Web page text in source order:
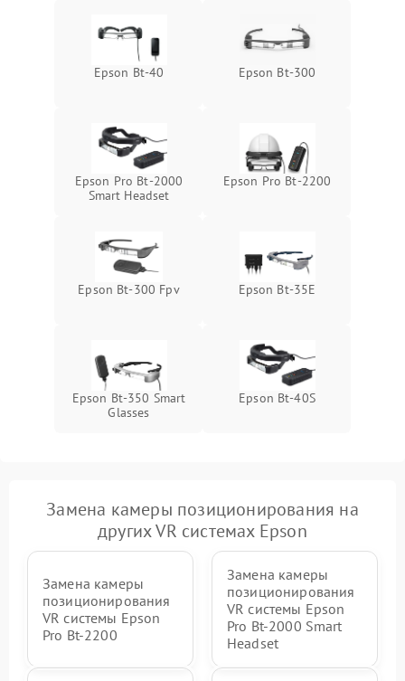
перенапряжения
Подробнее →
Повреждение системы
защиты от перегрузок
Подробнее →
Epson Bt-40 Epson Bt-300
Epson Pro Bt-2000
Smart Headset
Epson Pro Bt-2200
Epson Bt-300 Fpv Epson Bt-35E
Epson Bt-350 Smart
Glasses
Epson Bt-40S
Замена камеры позиционирования на
других VR системах Epson
Замена камеры
позиционирования
VR системы Epson
Pro Bt-2200
Замена камеры
позиционирования
VR системы Epson
Pro Bt-2000 Smart
Headset